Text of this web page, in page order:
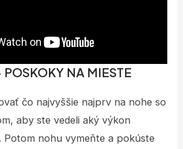
POSKOKY NA MIESTE
čo najvyššie najprv na nohe so
aby ste vedeli aký výkon
Potom nohu vymeňte a pokúste